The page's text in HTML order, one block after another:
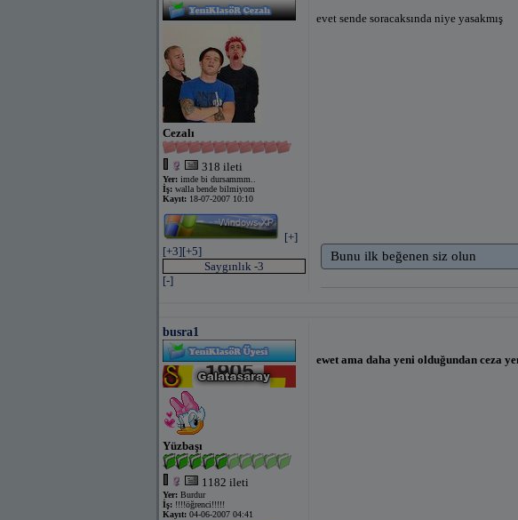
Cezalı
318 ileti
Yer: imde bi dursammm..
İş: walla bende bilmiyom
Kayıt: 18-07-2007 10:10
[+]
[+3][+5]
Saygınlık -3
[-]
evet sende soracaksında niye yasakmış
Bunu ilk beğenen siz olun
busra1
Yüzbaşı
1182 ileti
Yer: Burdur
İş: !!!!öğrenci!!!!!
Kayıt: 04-06-2007 04:41
ewet ama daha yeni olduğundan ceza